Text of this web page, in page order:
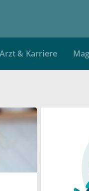
Arzt & Karriere